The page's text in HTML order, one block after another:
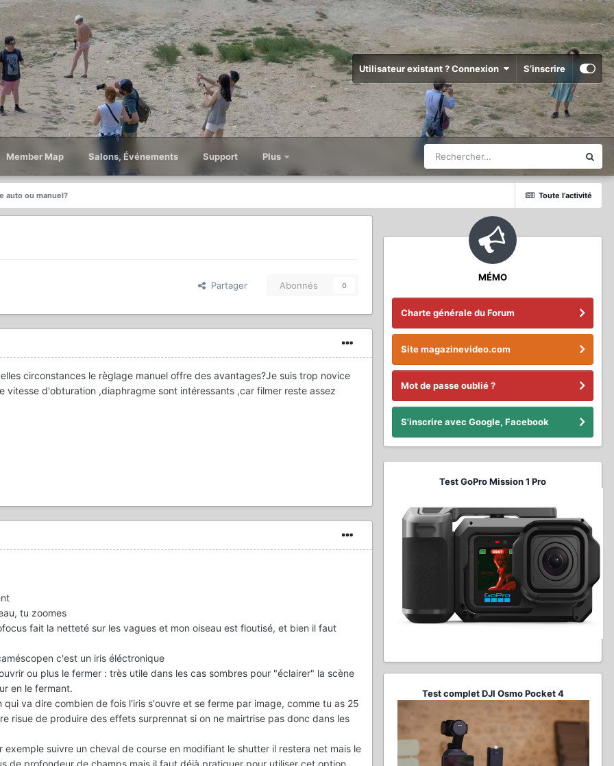
Utilisateur existant ? Connexion S’inscrire
Member Map Salons, Événements Support Plus
Toute l’activité
auto ou manuel?
Partager Abonnés 0
circonstances le règlage manuel offre des avantages?Je suis trop novice
d'obturation ,diaphragme sont intéressants ,car filmer reste assez
tu zoomes
fait la netteté sur les vagues et mon oiseau est floutisé, et bien il faut
c'est un iris éléctronique
ou plus le fermer : très utile dans les cas sombres pour "éclairer" la scène
en le fermant.
va dire combien de fois l'iris s'ouvre et se ferme par image, comme tu as 25
risue de produire des effets surprennat si on ne mairtrise pas donc dans les
suivre un cheval de course en modifiant le shutter il restera net mais le
de profondeur de champs mais il faut déjà pratiquer pour utiliser cet option.
MÉMO
Charte générale du Forum
Site magazinevideo.com
Mot de passe oublié ?
S'inscrire avec Google, Facebook
Test GoPro Mission 1 Pro
Test complet DJI Osmo Pocket 4